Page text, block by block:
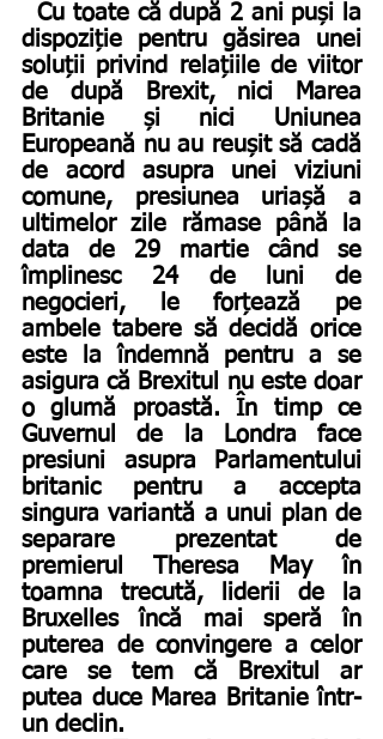
Cu toate că după 2 ani puși la
dispoziție pentru găsirea unei
soluții privind relațiile de viitor
de după Brexit, nici Marea
Britanie și nici Uniunea
Europeană nu au reușit să cadă
de acord asupra unei viziuni
comune, presiunea uriașă a
ultimelor zile rămase până la
data de 29 martie când se
împlinesc 24 de luni de
negocieri, le forțează pe
ambele tabere să decidă orice
este la îndemnă pentru a se
asigura că Brexitul nu este doar
o glumă proastă. În timp ce
Guvernul de la Londra face
presiuni asupra Parlamentului
britanic pentru a accepta
singura variantă a unui plan de
separare prezentat de
premierul Theresa May în
toamna trecută, liderii de la
Bruxelles încă mai speră în
puterea de convingere a celor
care se tem că Brexitul ar
putea duce Marea Britanie într-
un declin.